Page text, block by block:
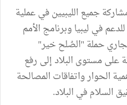
جميع الليبيين في عملية
في ليبيا وبرنامج الأمم
يوم الإثنين 6 أوت الجاري حملة "الصُلح خير"
على مستوى البلاد إلى رفع
الحوار واتفاقات المصالحة
السلام في البلاد.